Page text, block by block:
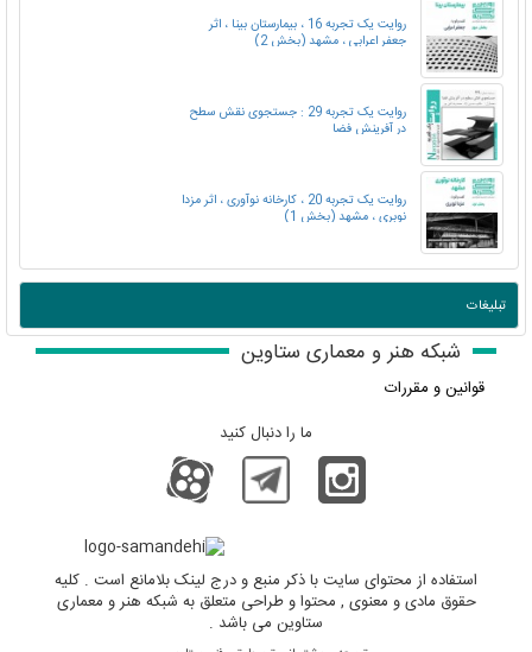
روایت یک تجربه 16 ، بیمارستان بینا ، اثر
جعفر اعرابی ، مشهد (بخش 2)
روایت یک تجربه 29 : جستجوی نقش سطح
در آفرینش فضا
روایت یک تجربه 20 ، کارخانه نوآوری ، اثر مزدا
نوبری ، مشهد (بخش 1)
تبلیغات
شبکه هنر و معماری ستاوین
قوانین و مقررات
ما را دنبال کنید
استفاده از محتوای سایت با ذکر منبع و درج لینک بلامانع است . کلیه
حقوق مادی و معنوی , محتوا و طراحی متعلق به شبکه هنر و معماری
ستاوین می باشد .